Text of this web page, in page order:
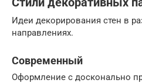
Идеи декорирования стен в
направлениях.
Современный
Оформление с досконально